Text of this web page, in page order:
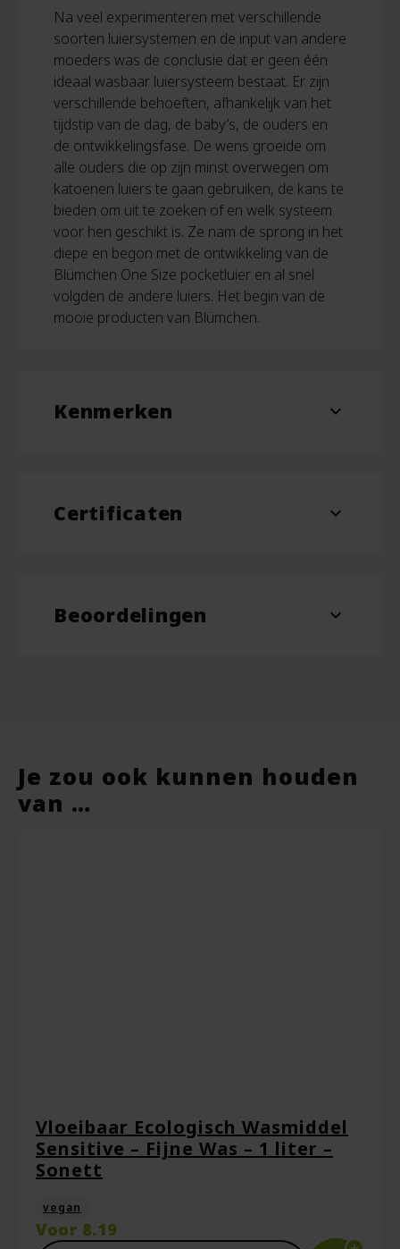
Na veel experimenteren met verschillende
soorten luiersystemen en de input van andere
moeders was de conclusie dat er geen één
ideaal wasbaar luiersysteem bestaat. Er zijn
verschillende behoeften, afhankelijk van het
tijdstip van de dag, de baby’s, de ouders en
de ontwikkelingsfase. De wens groeide om
alle ouders die op zijn minst overwegen om
katoenen luiers te gaan gebruiken, de kans te
bieden om uit te zoeken of en welk systeem
voor hen geschikt is. Ze nam de sprong in het
diepe en begon met de ontwikkeling van de
Blümchen One Size pocketluier en al snel
volgden de andere luiers. Het begin van de
mooie producten van Blümchen.
Kenmerken expand_more
Materiaal
Certificaten expand_more
Beoordelingen expand_more
Je zou ook kunnen houden
van …
Vloeibaar Ecologisch Wasmiddel
Sensitive – Fijne Was – 1 liter –
Sonett
vegan
Voor 8.19